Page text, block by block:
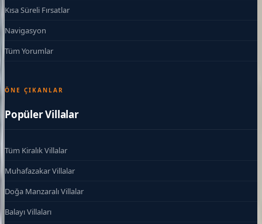
Kısa Süreli Fırsatlar
Navigasyon
Tüm Yorumlar
ÖNE ÇIKANLAR
Popüler Villalar
Tüm Kiralık Villalar
Muhafazakar Villalar
Doğa Manzaralı Villalar
Balayı Villaları